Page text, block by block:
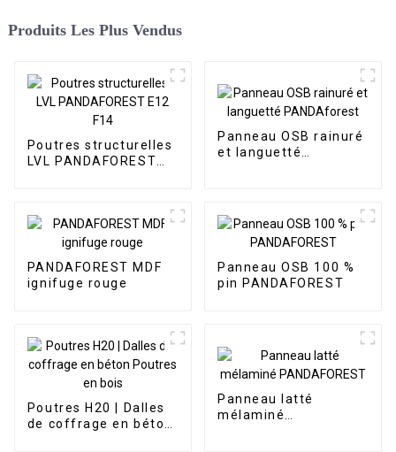
Produits Les Plus Vendus
Poutres structurelles
LVL PANDAFOREST
Panneau OSB rainuré
et languetté
PANDAFOREST MDF
ignifuge rouge
Panneau OSB 100 %
pin PANDAFOREST
Poutres H20 | Dalles
de coffrage en béton
Panneau latté
mélaminé